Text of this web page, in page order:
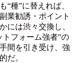
“種”に替えれば、
業勧誘・ポイント
には渋々交換し、
フォーム強者”の
間を引き受け、強
だ。